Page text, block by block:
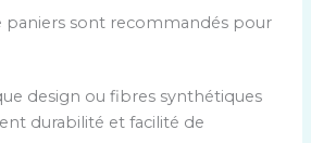
paniers sont recommandés pour
design ou fibres synthétiques
durabilité et facilité de